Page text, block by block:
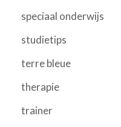
speciaal onderwijs
studietips
terre bleue
therapie
trainer